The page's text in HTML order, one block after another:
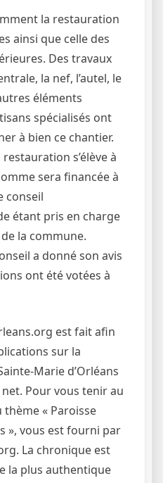
la restauration
ainsi que celle des
Des travaux
la nef, l’autel, le
éléments
spécialisés ont
à bien ce chantier.
s’élève à
sera financée à
conseil
étant pris en charge
la commune.
a donné son avis
ont été votées à
est fait afin
sur la
Marie d’Orléans
Pour vous tenir au
« Paroisse
», vous est fourni par
La chronique est
la plus authentique